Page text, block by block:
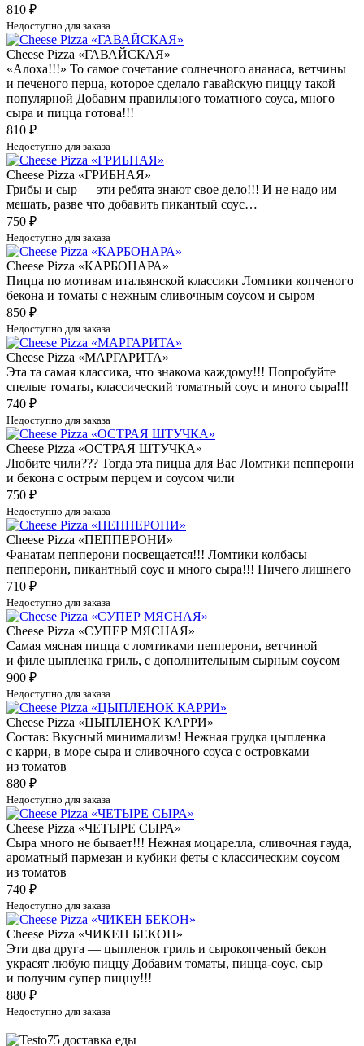
810 ₽
Недоступно для заказа
Cheese Pizza «ГАВАЙСКАЯ»
«Алоха!!!» То самое сочетание солнечного ананаса, ветчины
и печеного перца, которое сделало гавайскую пиццу такой
популярной Добавим правильного томатного соуса, много
сыра и пицца готова!!!
810 ₽
Недоступно для заказа
Cheese Pizza «ГРИБНАЯ»
Грибы и сыр — эти ребята знают свое дело!!! И не надо им
мешать, разве что добавить пикантый соус…
750 ₽
Недоступно для заказа
Cheese Pizza «КАРБОНАРА»
Пицца по мотивам итальянской классики Ломтики копченого
бекона и томаты с нежным сливочным соусом и сыром
850 ₽
Недоступно для заказа
Cheese Pizza «МАРГАРИТА»
Эта та самая классика, что знакома каждому!!! Попробуйте
спелые томаты, классический томатный соус и много сыра!!!
740 ₽
Недоступно для заказа
Cheese Pizza «ОСТРАЯ ШТУЧКА»
Любите чили??? Тогда эта пицца для Вас Ломтики пепперони
и бекона с острым перцем и соусом чили
750 ₽
Недоступно для заказа
Cheese Pizza «ПЕППЕРОНИ»
Фанатам пепперони посвещается!!! Ломтики колбасы
пепперони, пикантный соус и много сыра!!! Ничего лишнего
710 ₽
Недоступно для заказа
Cheese Pizza «СУПЕР МЯСНАЯ»
Самая мясная пицца с ломтиками пепперони, ветчиной
и филе цыпленка гриль, с дополнительным сырным соусом
900 ₽
Недоступно для заказа
Cheese Pizza «ЦЫПЛЕНОК КАРРИ»
Состав: Вкусный минимализм! Нежная грудка цыпленка
с карри, в море сыра и сливочного соуса с островками
из томатов
880 ₽
Недоступно для заказа
Cheese Pizza «ЧЕТЫРЕ СЫРА»
Сыра много не бывает!!! Нежная моцарелла, сливочная гауда,
ароматный пармезан и кубики феты с классическим соусом
из томатов
740 ₽
Недоступно для заказа
Cheese Pizza «ЧИКЕН БЕКОН»
Эти два друга — цыпленок гриль и сырокопченый бекон
украсят любую пиццу Добавим томаты, пицца-соус, сыр
и получим супер пиццу!!!
880 ₽
Недоступно для заказа